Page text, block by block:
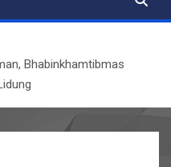
Bhabinkhamtibmas